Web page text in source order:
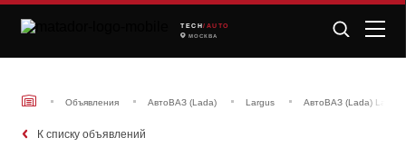
TECH /AUTO
МОСКВА
Объявления АвтоВАЗ (Lada) Largus АвтоВАЗ (Lada)
К списку объявлений